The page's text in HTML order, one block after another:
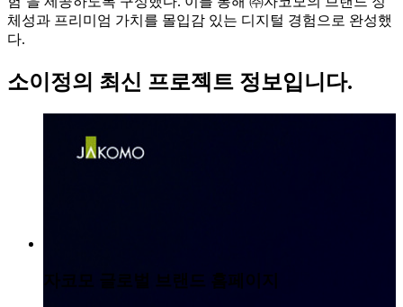
체성과 프리미엄 가치를 몰입감 있는 디지털 경험으로 완성했
다.
소이정의 최신 프로젝트 정보입니다.
자코모 글로벌 브랜드 홈페이지